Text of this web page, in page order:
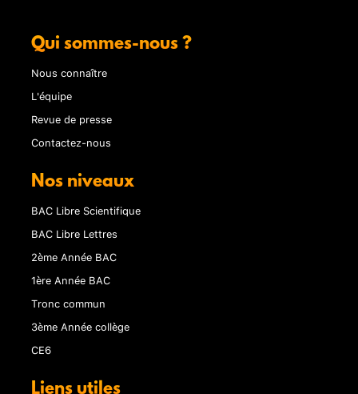
Qui sommes-nous ?
Nous connaître
L'équipe
Revue de presse
Contactez-nous
Nos niveaux
BAC Libre Scientifique
BAC Libre Lettres
2ème Année BAC
1ère Année BAC
Tronc commun
3ème Année collège
CE6
Liens utiles